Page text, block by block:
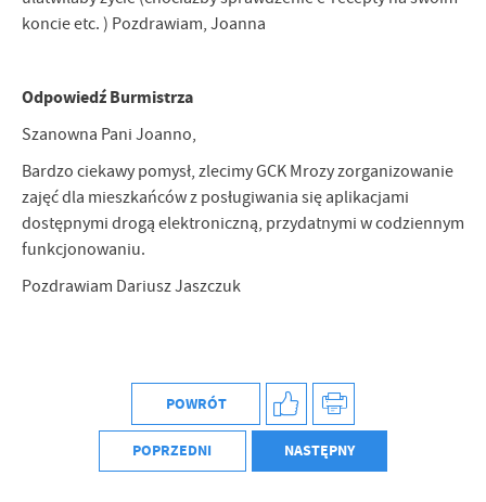
koncie etc. ) Pozdrawiam, Joanna
Odpowiedź Burmistrza
Szanowna Pani Joanno,
Bardzo ciekawy pomysł, zlecimy GCK Mrozy zorganizowanie
zajęć dla mieszkańców z posługiwania się aplikacjami
dostępnymi drogą elektroniczną, przydatnymi w codziennym
funkcjonowaniu.
Pozdrawiam Dariusz Jaszczuk
POWRÓT
POPRZEDNI NASTĘPNY
przetwarzane w formie zanonimizowanej. Wyrażenie zgody na
analityczne pliki cookies gwarantuje dostępność wszystkich
Dzięki reklamowym plikom cookies prezentujemy Ci najciekawsze
informacje i aktualności na stronach naszych partnerów.
zwyczajów dotyczących przeglądanej witryny internetowej. Treści
promocyjne mogą pojawić się na stronach podmiotów trzecich lub
Firmy te działają w charakterze pośredników prezentujących nasze
treści w postaci wiadomości, ofert, komunikatów mediów
społecznościowych.